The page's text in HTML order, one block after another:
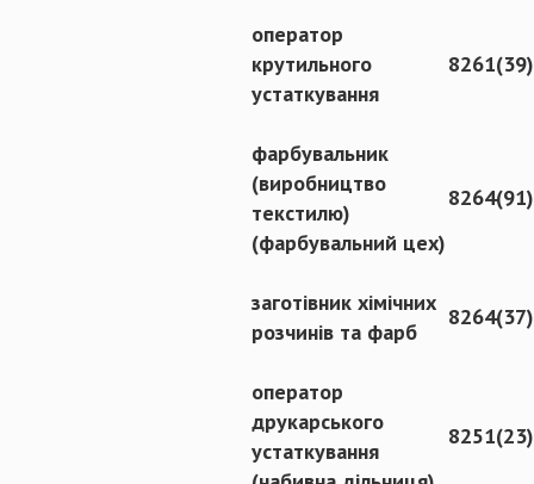
оператор
крутильного
устаткування
8261(39)
фарбувальник
(виробництво
текстилю)
(фарбувальний цех)
8264(91)
заготівник хімічних
розчинів та фарб
8264(37)
оператор
друкарського
устаткування
8251(23)